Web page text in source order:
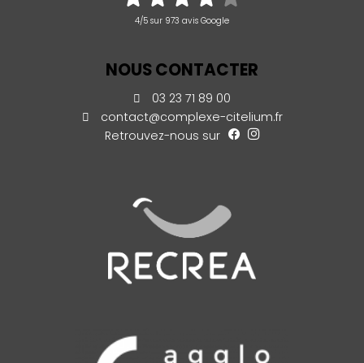
4/5 sur 973 avis Google
NOUS CONTACTER
03 23 71 89 00
contact@complexe-citelium.fr
Retrouvez-nous sur